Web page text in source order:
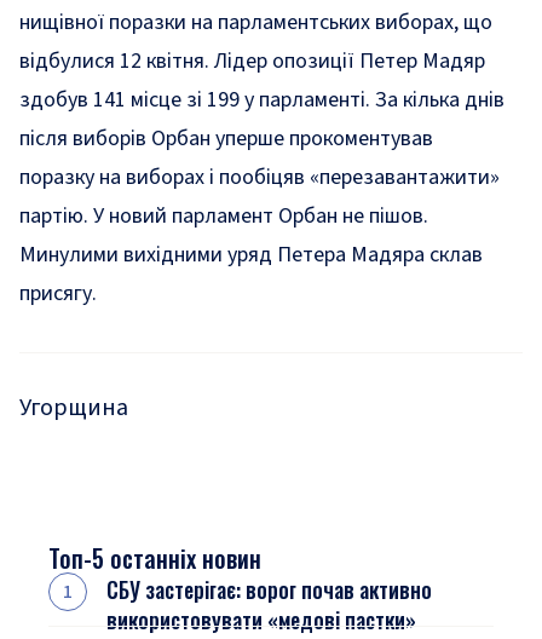
нищівної поразки на парламентських виборах, що
відбулися 12 квітня. Лідер опозиції Петер Мадяр
здобув 141 місце зі 199 у парламенті. За кілька днів
після виборів Орбан уперше прокоментував
поразку на виборах і пообіцяв «перезавантажити»
партію. У новий парламент Орбан не пішов.
Минулими вихідними уряд Петера Мадяра склав
присягу.
Угорщина
Топ-5 останніх новин
СБУ застерігає: ворог почав активно
використовувати «медові пастки»